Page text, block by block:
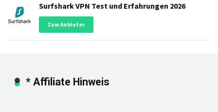
Surfshark VPN Test und Erfahrungen 2026
Zum Anbieter
* Affiliate Hinweis